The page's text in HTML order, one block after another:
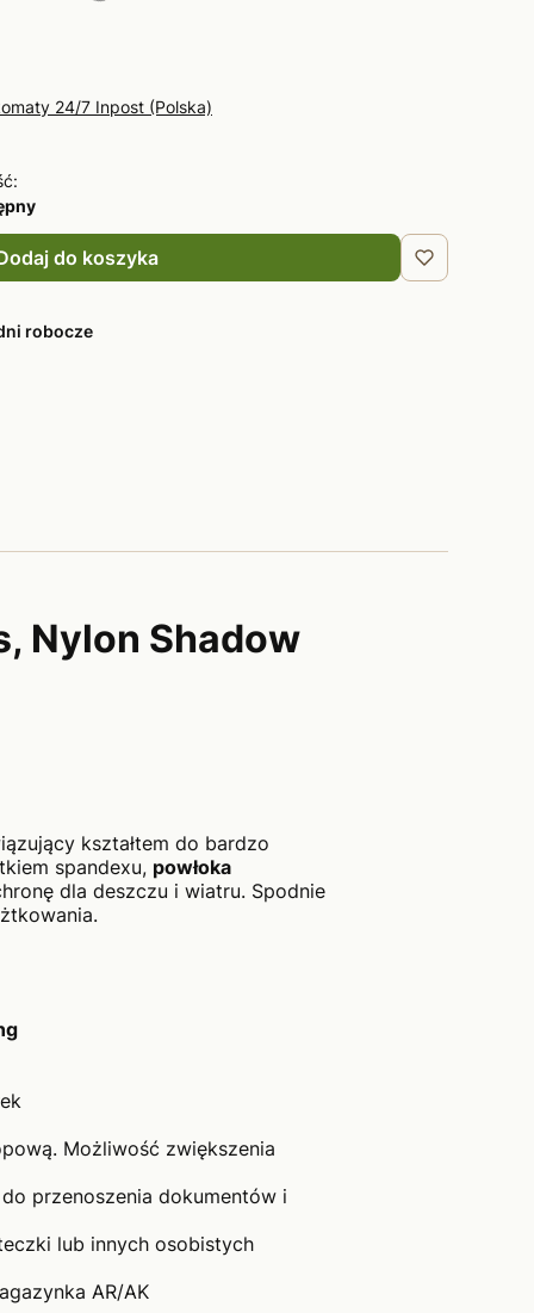
24/7 Inpost (Polska)
do koszyka
robocze
Nylon Shadow
kształtem do bardzo
spandexu, powłoka
dla deszczu i wiatru. Spodnie
Możliwość zwiększenia
przenoszenia dokumentów i
lub innych osobistych
AR/AK